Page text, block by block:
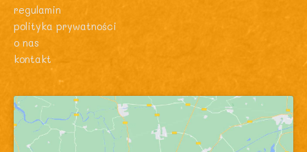
regulamin
polityka prywatności
o nas
kontakt